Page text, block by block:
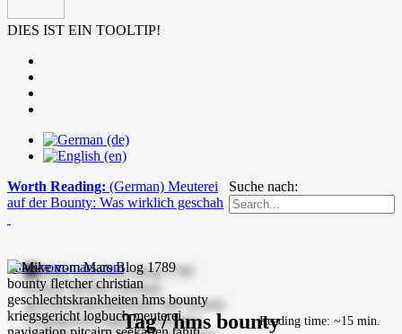
DIES IST EIN TOOLTIP!
Suche nach:
Worth Reading: (German) Meuterei
auf der Bounty: Was wirklich geschah
mike-vom-mars.com
Tag / hms bountyReading time: ~15 min.